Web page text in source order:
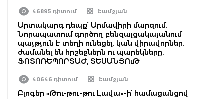
46895 դիտում Շամշյան
Արտակարգ դեպք՝ Արմավիրի մարզում.
Նորապատում գործող բենզալցակայանում
պայթյուն է տեղի ունեցել. կան վիրավորներ.
ժամանել են հրշեջներն ու պարեկները.
ՖՈՏՈՌԵՊՈՐՏԱԺ, ՏԵՍԱՆՅՈւԹ
40646 դիտում Շամշյան
Բլոգեր «Թու-թու-թու Լավա»-ի՝ համացանցով